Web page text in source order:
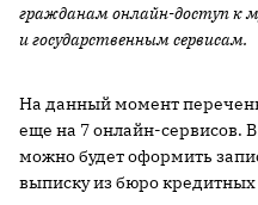
гражданам онлайн-доступ к
и государственным сервисам.
На данный момент
еще на 7 онлайн-сервисов. В
можно будет оформить
выписку из бюро кредитных